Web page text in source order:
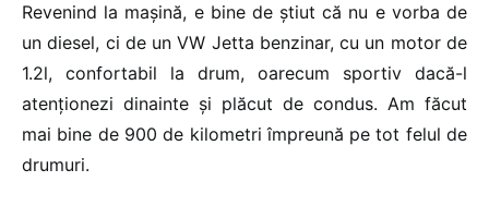
Revenind la mașină, e bine de știut că nu e vorba de
un diesel, ci de un VW Jetta benzinar, cu un motor de
1.2l, confortabil la drum, oarecum sportiv dacă-l
atenționezi dinainte și plăcut de condus. Am făcut
mai bine de 900 de kilometri împreună pe tot felul de
drumuri.